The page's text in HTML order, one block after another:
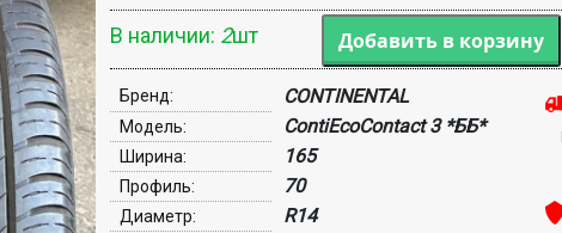
В наличии: 2шт
Бренд: CONTINENTAL
Модель: ContiEcoContact 3 *ББ*
Ширина: 165
Профиль: 70
Диаметр: R14